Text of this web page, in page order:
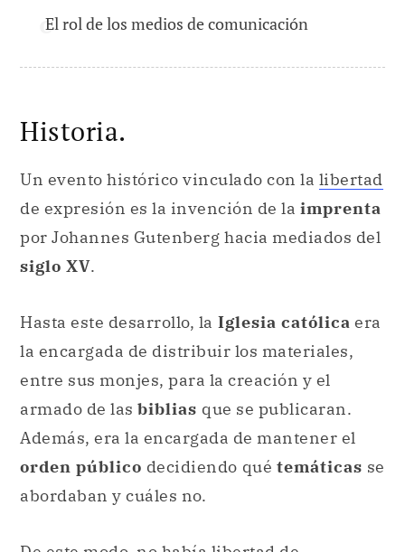
El rol de los medios de comunicación
Historia.
Un evento histórico vinculado con la libertad
de expresión es la invención de la imprenta
por Johannes Gutenberg hacia mediados del
siglo XV.
Hasta este desarrollo, la Iglesia católica era
la encargada de distribuir los materiales,
entre sus monjes, para la creación y el
armado de las biblias que se publicaran.
Además, era la encargada de mantener el
orden público decidiendo qué temáticas se
abordaban y cuáles no.